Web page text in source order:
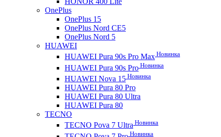
OnePlus
OnePlus 15
OnePlus Nord CE5
OnePlus Nord 5
HUAWEI
HUAWEI Pura 90s Pro Max Новинка
HUAWEI Pura 90s Pro Новинка
HUAWEI Nova 15 Новинка
HUAWEI Pura 80 Pro
HUAWEI Pura 80 Ultra
HUAWEI Pura 80
TECNO
TECNO Pova 7 Ultra Новинка
Новинка